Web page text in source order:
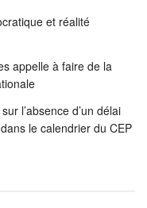
et réalité
appelle à faire de la
l’absence d’un délai
le calendrier du CEP